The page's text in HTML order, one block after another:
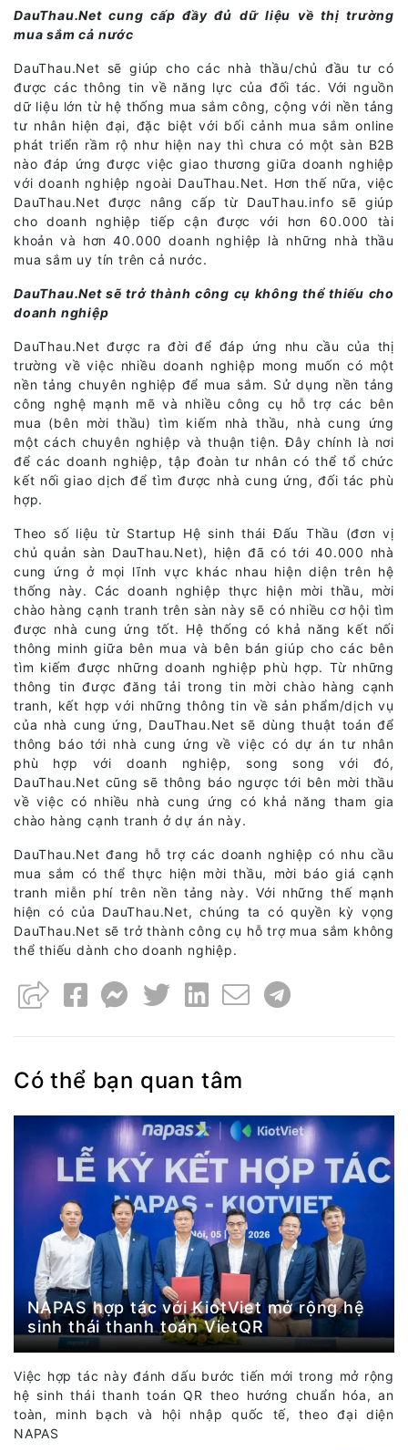
DauThau.Net cung cấp đầy đủ dữ liệu về thị trường
mua sắm cả nước
DauThau.Net sẽ giúp cho các nhà thầu/chủ đầu tư có
được các thông tin về năng lực của đối tác. Với nguồn
dữ liệu lớn từ hệ thống mua sắm công, cộng với nền tảng
tư nhân hiện đại, đặc biệt với bối cảnh mua sắm online
phát triển rầm rộ như hiện nay thì chưa có một sàn B2B
nào đáp ứng được việc giao thương giữa doanh nghiệp
với doanh nghiệp ngoài DauThau.Net. Hơn thế nữa, việc
DauThau.Net được nâng cấp từ DauThau.info sẽ giúp
cho doanh nghiệp tiếp cận được với hơn 60.000 tài
khoản và hơn 40.000 doanh nghiệp là những nhà thầu
mua sắm uy tín trên cả nước.
DauThau.Net sẽ trở thành công cụ không thể thiếu cho
doanh nghiệp
DauThau.Net được ra đời để đáp ứng nhu cầu của thị
trường về việc nhiều doanh nghiệp mong muốn có một
nền tảng chuyên nghiệp để mua sắm. Sử dụng nền tảng
công nghệ mạnh mẽ và nhiều công cụ hỗ trợ các bên
mua (bên mời thầu) tìm kiếm nhà thầu, nhà cung ứng
một cách chuyên nghiệp và thuận tiện. Đây chính là nơi
để các doanh nghiệp, tập đoàn tư nhân có thể tổ chức
kết nối giao dịch để tìm được nhà cung ứng, đối tác phù
hợp.
Theo số liệu từ Startup Hệ sinh thái Đấu Thầu (đơn vị
chủ quản sàn DauThau.Net), hiện đã có tới 40.000 nhà
cung ứng ở mọi lĩnh vực khác nhau hiện diện trên hệ
thống này. Các doanh nghiệp thực hiện mời thầu, mời
chào hàng cạnh tranh trên sàn này sẽ có nhiều cơ hội tìm
được nhà cung ứng tốt. Hệ thống có khả năng kết nối
thông minh giữa bên mua và bên bán giúp cho các bên
tìm kiếm được những doanh nghiệp phù hợp. Từ những
thông tin được đăng tải trong tin mời chào hàng cạnh
tranh, kết hợp với những thông tin về sản phẩm/dịch vụ
của nhà cung ứng, DauThau.Net sẽ dùng thuật toán để
thông báo tới nhà cung ứng về việc có dự án tư nhân
phù hợp với doanh nghiệp, song song với đó,
DauThau.Net cũng sẽ thông báo ngược tới bên mời thầu
về việc có nhiều nhà cung ứng có khả năng tham gia
chào hàng cạnh tranh ở dự án này.
DauThau.Net đang hỗ trợ các doanh nghiệp có nhu cầu
mua sắm có thể thực hiện mời thầu, mời báo giá cạnh
tranh miễn phí trên nền tảng này. Với những thế mạnh
hiện có của DauThau.Net, chúng ta có quyền kỳ vọng
DauThau.Net sẽ trở thành công cụ hỗ trợ mua sắm không
thể thiếu dành cho doanh nghiệp.
Có thể bạn quan tâm
NAPAS hợp tác với KiotViet mở rộng hệ
sinh thái thanh toán VietQR
Việc hợp tác này đánh dấu bước tiến mới trong mở rộng
hệ sinh thái thanh toán QR theo hướng chuẩn hóa, an
toàn, minh bạch và hội nhập quốc tế, theo đại diện
NAPAS